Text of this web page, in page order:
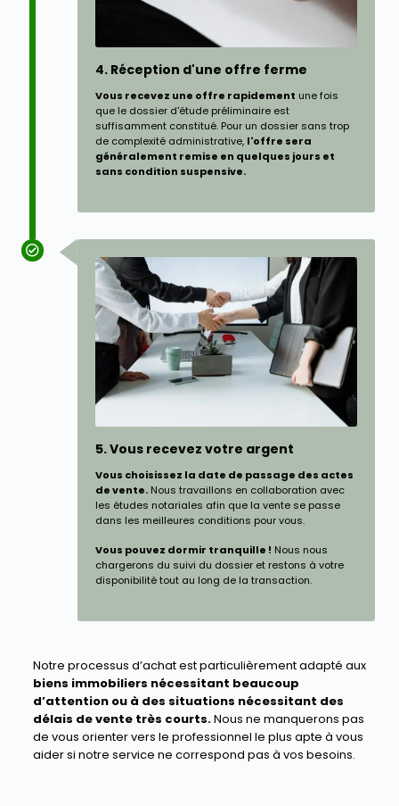
4. Réception d'une offre ferme
Vous recevez une offre rapidement une fois
que le dossier d'étude préliminaire est
suffisamment constitué. Pour un dossier sans trop
de complexité administrative, l'offre sera
généralement remise en quelques jours et
sans condition suspensive.
5. Vous recevez votre argent
Vous choisissez la date de passage des actes
de vente.Nous travaillons en collaboration avec
les études notariales afin que la vente se passe
dans les meilleures conditions pour vous.
Vous pouvez dormir tranquille ! Nous nous
chargerons du suivi du dossier et restons à votre
disponibilité tout au long de la transaction.
Notre processus d’achat est particulièrement adapté aux
biens immobiliers nécessitant beaucoup
d’attention ou à des situations nécessitant des
délais de vente très courts.Nous ne manquerons pas
de vous orienter vers le professionnel le plus apte à vous
aider si notre service ne correspond pas à vos besoins.